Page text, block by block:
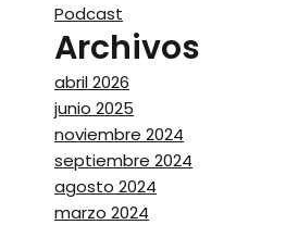
Podcast
Archivos
abril 2026
junio 2025
noviembre 2024
septiembre 2024
agosto 2024
marzo 2024